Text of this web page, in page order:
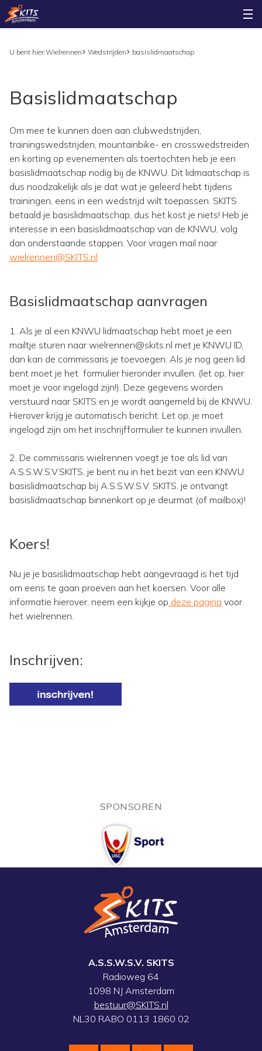
U bent hier:Wielrennen Wedstrijden basislidmaatschap
Basislidmaatschap
Om mee te kunnen doen aan clubwedstrijden,
trainingswedstrijden, mountainbike- en crosswedstreiden
en korting op evenementen als toertochten heb je een
basislidmaatschap nodig bij de KNWU. Dit lidmaatschap is
dus noodzakelijk als je dat wat je geleerd hebt tijdens
trainingen, eens in een wedstrijd wilt toepassen. SKITS
betaald je basislidmaatschap, dus het kost je niets! Heb je
interesse in een basislidmaatschap van de KNWU, volg
dan onderstaande stappen. Voor vragen mail naar
wielrennen@SKITS.nl
Basislidmaatschap aanvragen
1. Als je al een KNWU lidmaatschap hebt moet je een
mailtje sturen naar wielrennen@skits.nl met je KNWU ID,
dan kan de commissaris je toevoegen. Als je nog geen lid
bent moet je het formulier hieronder invullen. (let op, hier
moet je voor ingelogd zijn!). Deze gegevens worden
verstuurd naar SKITS en je wordt aangemeld bij de KNWU.
Hierover krijg je automatisch bericht. Let op, je moet
ingelogd zijn om het inschrijfformulier te kunnen invullen.
2. De commissaris wielrennen voegt je toe als lid van
A.S.S.W.S.V.SKITS, je bent nu in het bezit van een KNWU
basislidmaatschap bij A.S.S.W.S.V. SKITS, je ontvangt
basislidmaatschap binnenkort op je deurmat (of mailbox)!
Koers!
Nu je je basislidmaatschap hebt aangevraagd is het tijd
om eens te gaan proeven aan het koersen. Voor alle
informatie hierover, neem een kijkje op deze pagina voor
het wielrennen.
Inschrijven:
SPONSOREN
A.S.S.W.S.V. SKITS
Radioweg 64
1098 NJ Amsterdam
bestuur@SKITS.nl
NL30 RABO 0113 1860 02